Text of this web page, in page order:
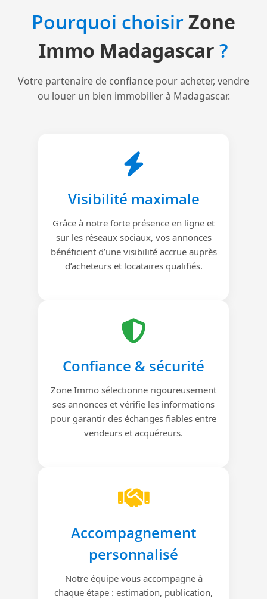
Pourquoi choisirZone
Immo Madagascar ?
Votre partenaire de confiance pour acheter, vendre
ou louer un bien immobilier à Madagascar.
Visibilité maximale
Grâce à notre forte présence en ligne et
sur les réseaux sociaux, vos annonces
bénéficient d’une visibilité accrue auprès
d’acheteurs et locataires qualifiés.
Confiance & sécurité
Zone Immo sélectionne rigoureusement
ses annonces et vérifie les informations
pour garantir des échanges fiables entre
vendeurs et acquéreurs.
Accompagnement
personnalisé
Notre équipe vous accompagne à
chaque étape : estimation, publication,